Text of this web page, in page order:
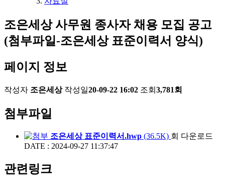
조은세상 사무원 종사자 채용 모집 공고
(첨부파일-조은세상 표준이력서 양식)
페이지 정보
작성자 조은세상 작성일20-09-22 16:02 조회 3,781회
첨부파일
조은세상 표준이력서.hwp (36.5K) 회 다운로드
DATE : 2024-09-27 11:37:47
관련링크